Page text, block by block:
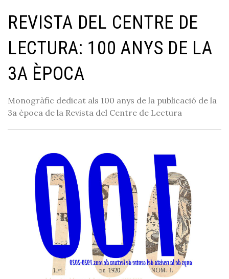
REVISTA DEL CENTRE DE
LECTURA: 100 ANYS DE LA
3A ÈPOCA
Monogràfic dedicat als 100 anys de la publicació de la
3a època de la Revista del Centre de Lectura